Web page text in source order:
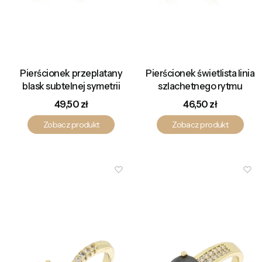
Pierścionek przeplatany
blask subtelnej symetrii
Cena
49,50 zł
Zobacz produkt
Pierścionek świetlista linia
szlachetnego rytmu
Cena
46,50 zł
Zobacz produkt